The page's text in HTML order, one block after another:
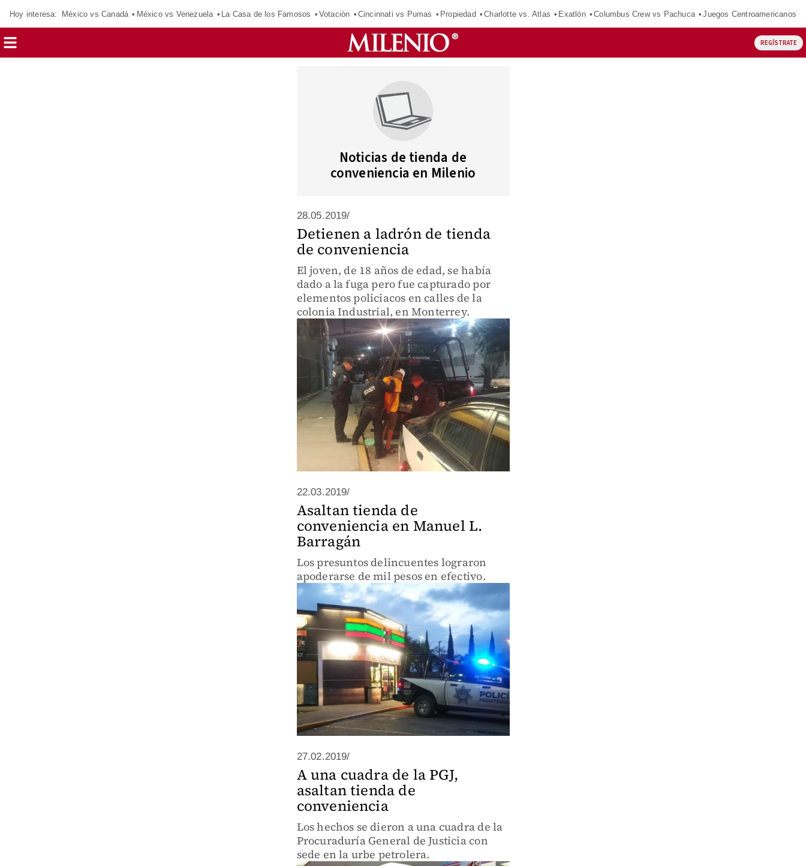
Hoy interesa: México vs Canadá México vs Venezuela La Casa de los Famosos Votación Cincinnati vs Pumas Propiedad Charlotte vs. Atlas Exatlón Columbus Crew vs Pachuca Juegos Centroamericanos
REGÍSTRATE
Noticias de tienda de
conveniencia en Milenio
28.05.2019/
Detienen a ladrón de tienda
de conveniencia
El joven, de 18 años de edad, se había
dado a la fuga pero fue capturado por
elementos policiacos en calles de la
colonia Industrial, en Monterrey.
22.03.2019/
Asaltan tienda de
conveniencia en Manuel L.
Barragán
Los presuntos delincuentes lograron
apoderarse de mil pesos en efectivo.
27.02.2019/
A una cuadra de la PGJ,
asaltan tienda de
conveniencia
Los hechos se dieron a una cuadra de la
Procuraduría General de Justicia con
sede en la urbe petrolera.